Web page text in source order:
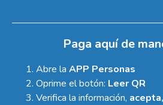
Paga aquí de
Abre la APP Personas
Oprime el botón: Leer QR
Verifica la información,